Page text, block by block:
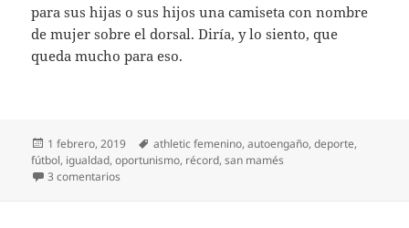
para sus hijas o sus hijos una camiseta con nombre
de mujer sobre el dorsal. Diría, y lo siento, que
queda mucho para eso.
Publicado
el
1 febrero, 2019 Etiquetas
athletic femenino,autoengaño,deporte,
fútbol, igualdad,oportunismo, récord,san mamés
3 comentarios